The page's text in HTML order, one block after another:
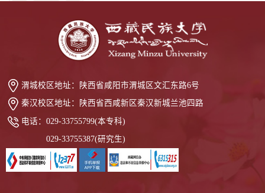
渭城校区地址： 陕西省咸阳市渭城区文汇东路6号
秦汉校区地址： 陕西省西咸新区秦汉新城兰池四路
电话： 029-33755799(本专科)
029-33755387(研究生)